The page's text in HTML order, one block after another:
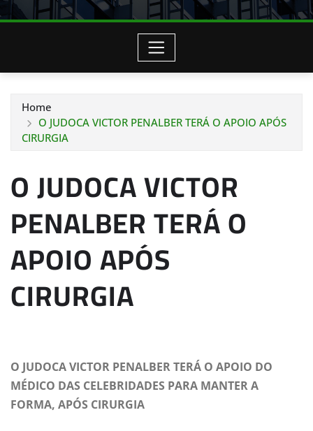
Home
O JUDOCA VICTOR PENALBER TERÁ O APOIO APÓS
CIRURGIA
O JUDOCA VICTOR
PENALBER TERÁ O
APOIO APÓS
CIRURGIA
O JUDOCA VICTOR PENALBER TERÁ O APOIO DO
MÉDICO DAS CELEBRIDADES PARA MANTER A
FORMA, APÓS CIRURGIA